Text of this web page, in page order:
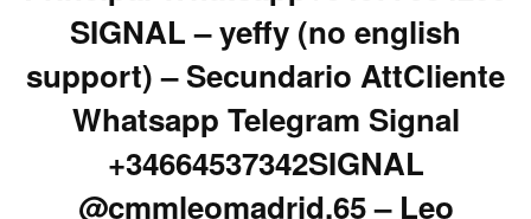
SIGNAL – yeffy (no english
support) – Secundario AttCliente
Whatsapp Telegram Signal
+34664537342SIGNAL
@cmmleomadrid.65 – Leo